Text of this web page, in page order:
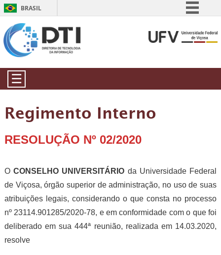
BRASIL
Comunica BR
☰
Regimento Interno
RESOLUÇÃO Nº 02/2020
OCONSELHO UNIVERSITÁRIO da Universidade Federal
de Viçosa, órgão superior de administração, no uso de suas
atribuições legais, considerando o que consta no processo
nº 23114.901285/2020-78, e em conformidade com o que foi
deliberado em sua 444ª reunião, realizada em 14.03.2020,
resolve